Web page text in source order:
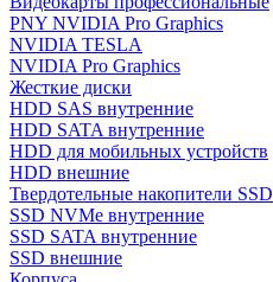
PNY NVIDIA Pro Graphics
NVIDIA TESLA
NVIDIA Pro Graphics
Жесткие диски
HDD SAS внутренние
HDD SATA внутренние
HDD для мобильных устройств
HDD внешние
Твердотельные накопители SSD
SSD NVMe внутренние
SSD SATA внутренние
SSD внешние